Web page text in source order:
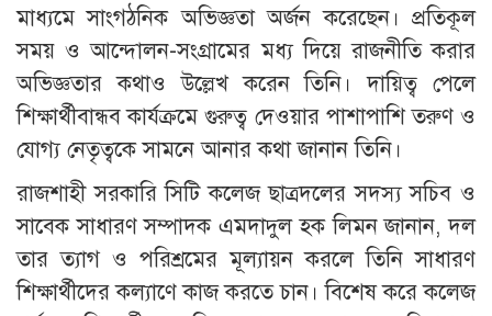
মাধ্যমে সাংগঠনিক অভিজ্ঞতা অর্জন করেছেন। প্রতিকূল
সময় ও আন্দোলন-সংগ্রামের মধ্য দিয়ে রাজনীতি করার
অভিজ্ঞতার কথাও উল্লেখ করেন তিনি। দায়িত্ব পেলে
শিক্ষার্থীবান্ধব কার্যক্রমে গুরুত্ব দেওয়ার পাশাপাশি তরুণ ও
যোগ্য নেতৃত্বকে সামনে আনার কথা জানান তিনি।
রাজশাহী সরকারি সিটি কলেজ ছাত্রদলের সদস্য সচিব ও
সাবেক সাধারণ সম্পাদক এমদাদুল হক লিমন জানান, দল
তার ত্যাগ ও পরিশ্রমের মূল্যায়ন করলে তিনি সাধারণ
শিক্ষার্থীদের কল্যাণে কাজ করতে চান। বিশেষ করে কলেজ